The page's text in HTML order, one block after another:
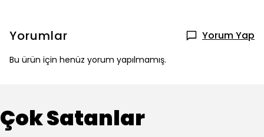
Yorumlar Yorum Yap
Bu ürün için henüz yorum yapılmamış.
Çok Satanlar